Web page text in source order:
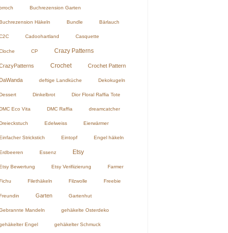
Buchrezension Garten
Häkeln Bundle Bärlauch
Cadoohartland Casquette
CP Crazy Patterns
Crochet Crochet Pattern
DaWanda deftige Landküche Dekokugeln
Dinkelbrot Dior Floral Raffia Tote
Eco Vita DMC Raffia dreamcatcher
Edelweiss Eierwärmer
Strickstich Eintopf Engel häkeln
Essenz Etsy
Bewertung Etsy Verifiizierung Farmer
Filethäkeln Filzwolle Freebie
Garten Gartenhut
Mandeln gehäkelte Osterdeko
Engel gehäkelter Schmuck